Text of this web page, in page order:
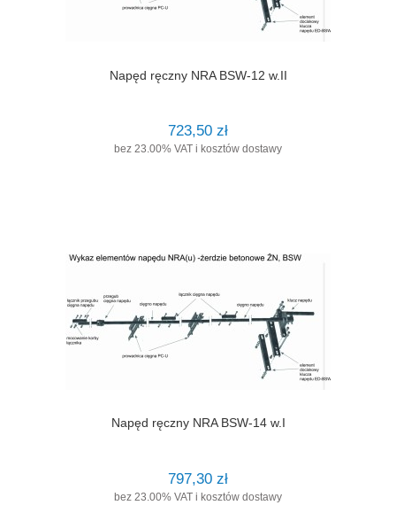
Napęd ręczny NRA BSW-12 w.II
723,50 zł
bez 23.00% VAT i kosztów dostawy
Napęd ręczny NRA BSW-14 w.I
797,30 zł
bez 23.00% VAT i kosztów dostawy